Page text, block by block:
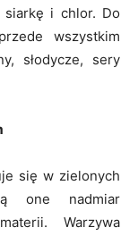
siarkę i chlor. Do
wszystkim
słodycze, sery
się w zielonych
one nadmiar
Warzywa